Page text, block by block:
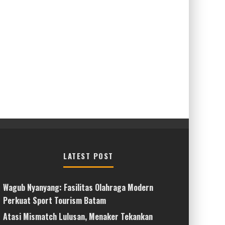
LATEST POST
Wagub Nyanyang: Fasilitas Olahraga Modern
Perkuat Sport Tourism Batam
Atasi Mismatch Lulusan, Menaker Tekankan